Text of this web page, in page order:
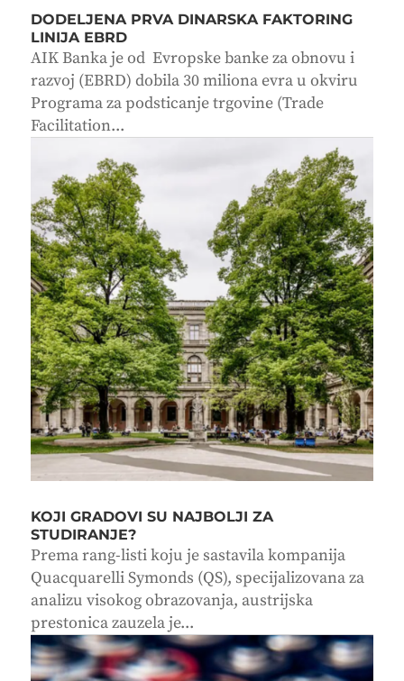
DODELJENA PRVA DINARSKA FAKTORING
LINIJA EBRD
AIK Banka je od Evropske banke za obnovu i
razvoj (EBRD) dobila 30 miliona evra u okviru
Programa za podsticanje trgovine (Trade
Facilitation...
KOJI GRADOVI SU NAJBOLJI ZA
STUDIRANJE?
Prema rang-listi koju je sastavila kompanija
Quacquarelli Symonds (QS), specijalizovana za
analizu visokog obrazovanja, austrijska
prestonica zauzela je...